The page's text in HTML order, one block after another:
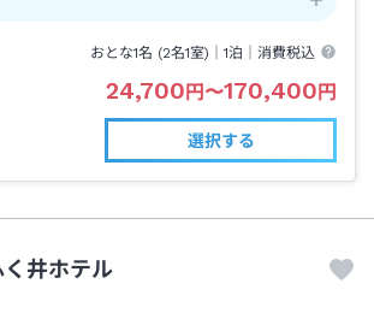
おとな1名 (2名1室)｜1泊 ｜消費税込
24,700 円 〜170,400 円
選択する
井ホテル